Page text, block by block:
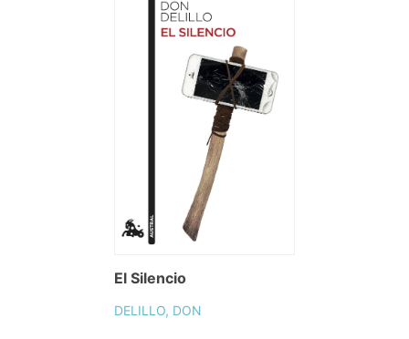
El Silencio
DELILLO, DON